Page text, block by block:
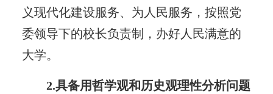
义现代化建设服务、为人民服务，按照党
委领导下的校长负责制，办好人民满意的
大学。
2.具备用哲学观和历史观理性分析问题